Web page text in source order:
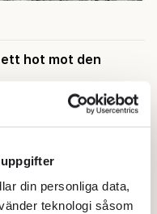
din personliga data,
teknologi såsom
ett hot mot den
lågbegåvade
femte liter läcker